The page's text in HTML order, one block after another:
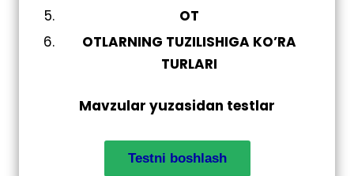
OT
OTLARNING TUZILISHIGA KO’RA
TURLARI
Mavzular yuzasidan testlar